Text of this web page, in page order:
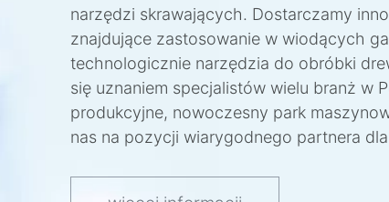
narzędzi skrawających. Dostarczamy
znajdujące zastosowanie w wiodących
technologicznie narzędzia do obróbki
się uznaniem specjalistów wielu branż w
produkcyjne, nowoczesny park
nas na pozycji wiarygodnego partnera